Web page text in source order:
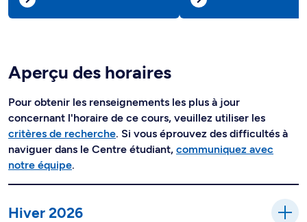
Aperçu des horaires
Pour obtenir les renseignements les plus à jour
concernant l'horaire de ce cours, veuillez utiliser les
critères de recherche. Si vous éprouvez des difficultés à
naviguer dans le Centre étudiant, communiquez avec
notre équipe.
Hiver 2026